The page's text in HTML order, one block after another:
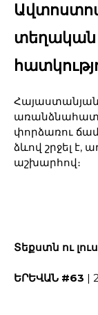
փորձառու
ձևով շրջել է,
աշխարհով։
Տեքստն ու
ԵՐԵՎԱՆ #63 |